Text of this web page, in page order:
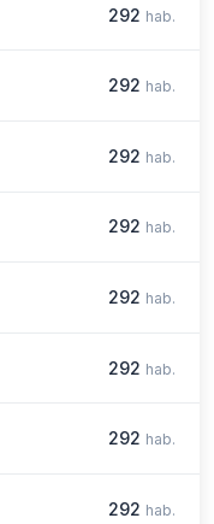
292 hab.
292 hab.
292 hab.
292 hab.
292 hab.
292 hab.
292 hab.
292 hab.